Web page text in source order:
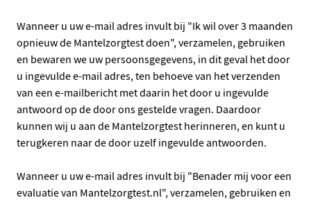
Wanneer u uw e-mail adres invult bij "Ik wil over 3 maanden
opnieuw de Mantelzorgtest doen", verzamelen, gebruiken
en bewaren we uw persoonsgegevens, in dit geval het door
u ingevulde e-mail adres, ten behoeve van het verzenden
van een e-mailbericht met daarin het door u ingevulde
antwoord op de door ons gestelde vragen. Daardoor
kunnen wij u aan de Mantelzorgtest herinneren, en kunt u
terugkeren naar de door uzelf ingevulde antwoorden.
Wanneer u uw e-mail adres invult bij "Benader mij voor een
evaluatie van Mantelzorgtest.nl", verzamelen, gebruiken en